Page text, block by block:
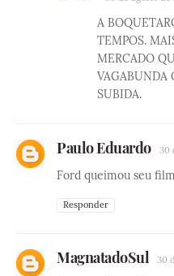
A
TEMPOS.
MERCADO
VAGABUNDA
SUBIDA.
Paulo Eduardo 30
Ford queimou seu
Responder
MagnatadoSul 30